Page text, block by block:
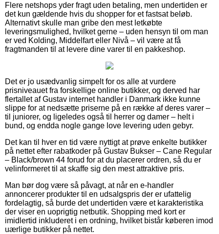
Flere netshops yder fragt uden betaling, men undertiden er
det kun gældende hvis du shopper for et fastsat beløb.
Alternativt skulle man gribe den mest letkøbte
leveringsmulighed, hvilket gerne – uden hensyn til om man
er ved Kolding, Middelfart eller Nivå – vil være at få
fragtmanden til at levere dine varer til en pakkeshop.
Det er jo usædvanlig simpelt for os alle at vurdere
prisniveauet fra forskellige online butikker, og derved har
flertallet af Gustav internet handler i Danmark ikke kunne
slippe for at nedsætte priserne på en række af deres varer –
til juniorer, og ligeledes også til herrer og damer – helt i
bund, og endda nogle gange love levering uden gebyr.
Det kan til hver en tid være nyttigt at prøve enkelte butikker
på nettet efter rabatkoder på Gustav Bukser – Cane Regular
– Black/brown 44 forud for at du placerer ordren, så du er
velinformeret til at skaffe sig den mest attraktive pris.
Man bør dog være så påvagt, at når en e-handler
annoncerer produkter til en udsalgspris der er ufattelig
fordelagtig, så burde det undertiden være et karakteristika
der viser en uoprigtig netbutik. Shopping med kort er
imidlertid inkluderet i en ordning, hvilket bistår køberen imod
uærlige butikker på nettet.